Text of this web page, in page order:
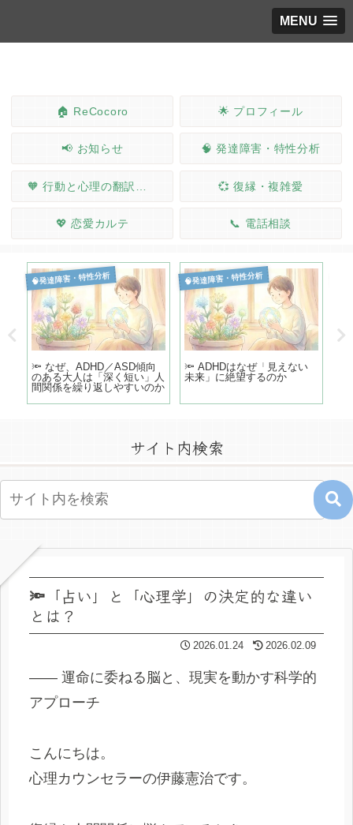
MENU
🏠 ReCocoro 🌟 プロフィール
📢 お知らせ 🧠 発達障害・特性分析
💞 復縁・複雑愛
💖 恋愛カルテ 📞 電話相談
🧠発達障害・特性分析
🔦 なぜ、ADHD／ASD傾向
のある大人は「深く短い」人
間関係を繰り返しやすいのか
🧠発達障害・特性分析
🔦 ADHDはなぜ「見えない
未来」に絶望するのか
サイト内検索
🔦「占い」と「心理学」の決定的な違い
とは？
2026.01.24 2026.02.09
―― 運命に委ねる脳と、現実を動かす科学的
アプローチ
こんにちは。
心理カウンセラーの伊藤憲治です。